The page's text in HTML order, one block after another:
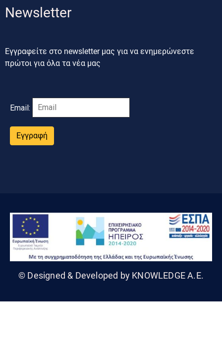
Newsletter
Εγγραφείτε στο newsletter μας για να ενημερώνεστε
πρώτοι για όλα τα νέα μας
Email:
Εγγραφή
© Designed & Developed by KNOWLEDGE A.E.